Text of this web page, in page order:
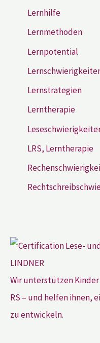
Lernhilfe
Lernmethoden
Lernpotential
Lernstrategien
Lerntherapie
LRS, Lerntherapie
Wir unterstützen
RS – und helfen ihnen,
zu entwickeln.